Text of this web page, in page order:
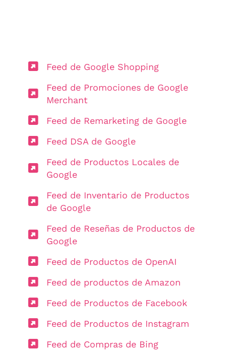
Feed de Google Shopping
Feed de Promociones de Google
Merchant
Feed de Remarketing de Google
Feed DSA de Google
Feed de Productos Locales de
Google
Feed de Inventario de Productos
de Google
Feed de Reseñas de Productos de
Google
Feed de Productos de OpenAI
Feed de productos de Amazon
Feed de Productos de Facebook
Feed de Productos de Instagram
Feed de Compras de Bing